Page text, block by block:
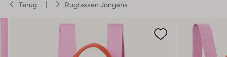
Terug Rugtassen Jongens